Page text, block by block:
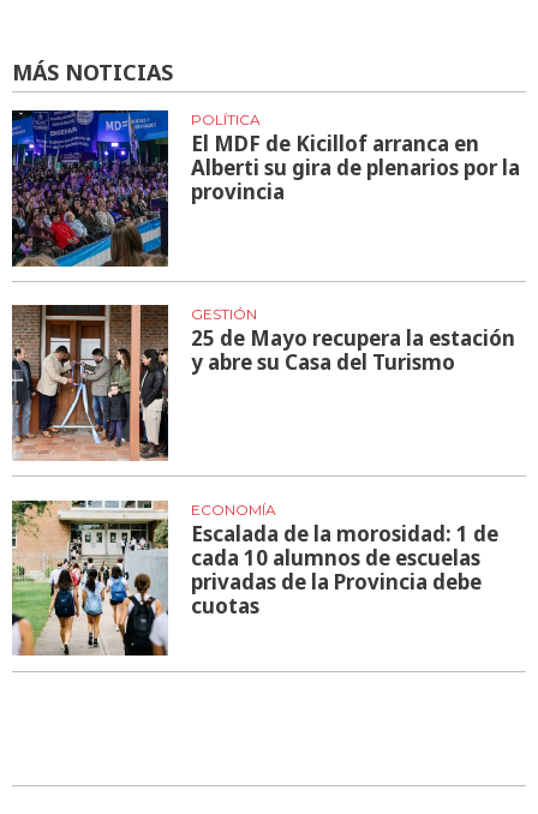
MÁS NOTICIAS
POLÍTICA
El MDF de Kicillof arranca en
Alberti su gira de plenarios por la
provincia
GESTIÓN
25 de Mayo recupera la estación
y abre su Casa del Turismo
ECONOMÍA
Escalada de la morosidad: 1 de
cada 10 alumnos de escuelas
privadas de la Provincia debe
cuotas